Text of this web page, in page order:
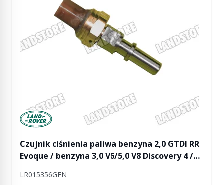
Manufactured by Land rover
Czujnik ciśnienia paliwa benzyna 2,0 GTDI RR
Evoque / benzyna 3,0 V6/5,0 V8 Discovery 4 /
LR015356GEN